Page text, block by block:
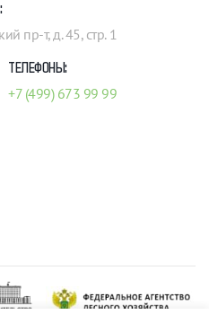
пр-т, д. 45, стр. 1
ТЕЛЕФОНЫ:
+7 (499) 673 99 99